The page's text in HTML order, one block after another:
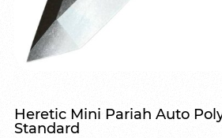
Heretic Mini Pariah Auto
Standard